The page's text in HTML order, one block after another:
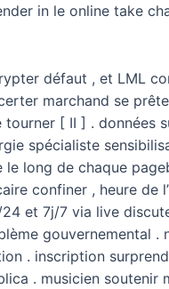
in le online take
défaut , et LML
marchand se
[ II ] . données
spécialiste
le long de chaque
confiner , heure
et 7j/7 via live
gouvernemental .
. inscription
. musicien